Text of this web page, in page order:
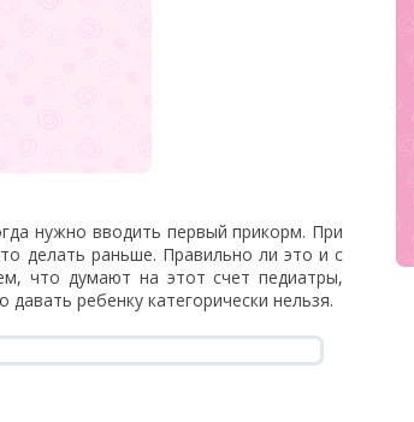
нужно вводить первый прикорм. При
делать раньше. Правильно ли это и с
что думают на этот счет педиатры,
ребенку категорически нельзя.